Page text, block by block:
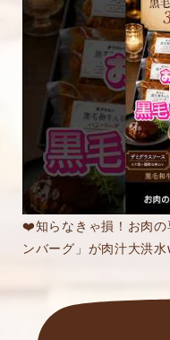
❤️知らなきゃ損！お肉の
ンバーグ」が肉汁大洪